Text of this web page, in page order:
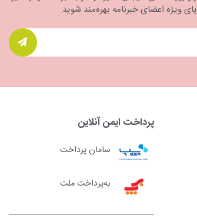
ویژه اعضای خبرنامه بهره‌مند شوید.
پرداخت ایمن آنلاین
سامان پرداخت
به‌پرداخت ملت